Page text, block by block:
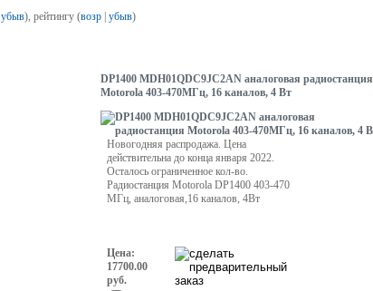
убыв), рейтингу (возр| убыв)
DP1400 MDH01QDC9JC2AN аналоговая радиостанция
Motorola 403-470МГц, 16 каналов, 4 Вт
Новогодняя распродажа. Цена
действительна до конца января 2022.
Осталось ограниченное кол-во.
Радиостанция Motorola DP1400 403-470
МГц, аналоговая,16 каналов, 4Вт
Цена:
17700.00
руб.